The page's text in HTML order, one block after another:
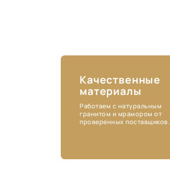
Качественные
материалы
Работаем с натуральным
гранитом и мрамором от
проверенных поставщиков.